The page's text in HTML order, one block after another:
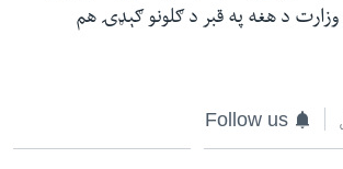
د هغه په قبر د ګلونو ګېډۍ هم
Follow us